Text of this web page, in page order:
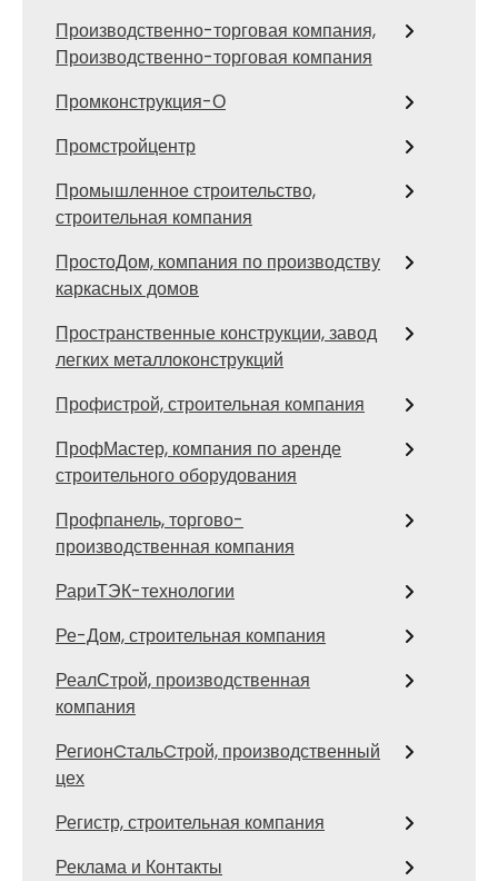
Производственно-торговая компания,
Производственно-торговая компания
Промконструкция-О
Промстройцентр
Промышленное строительство,
строительная компания
ПростоДом, компания по производству
каркасных домов
Пространственные конструкции, завод
легких металлоконструкций
Профистрой, строительная компания
ПрофМастер, компания по аренде
строительного оборудования
Профпанель, торгово-
производственная компания
РариТЭК-технологии
Ре-Дом, строительная компания
РеалСтрой, производственная
компания
РегионCтальCтрой, производственный
цех
Регистр, строительная компания
Реклама и Контакты